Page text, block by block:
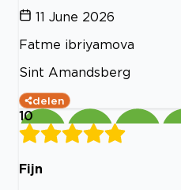
11 June 2026
Fatme ibriyamova
Sint Amandsberg
delen
10
Fijn